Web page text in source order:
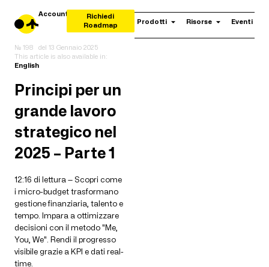
Prodotti Risorse Eventi
Account
Richiedi
Roadmap
№ 198 del 13 Gennaio 2025
This article is also available in:
English
Principi per un
grande lavoro
strategico nel
2025 – Parte 1
12:16 di lettura — Scopri come
i micro-budget trasformano
gestione finanziaria, talento e
tempo. Impara a ottimizzare
decisioni con il metodo "Me,
You, We". Rendi il progresso
visibile grazie a KPI e dati real-
time.